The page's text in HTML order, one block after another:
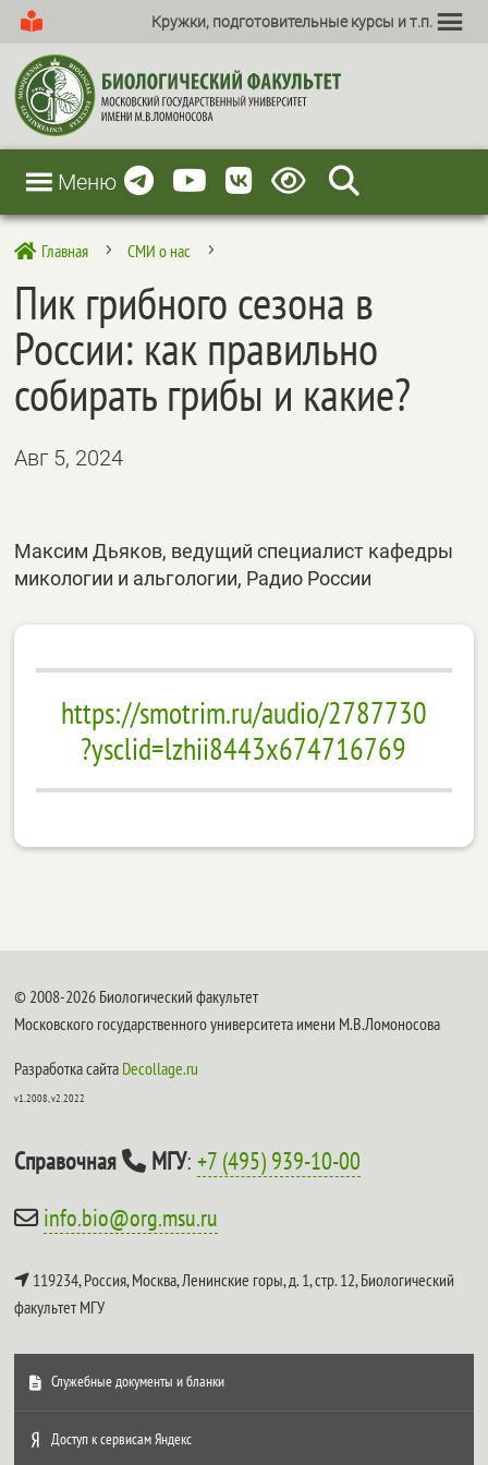
Кружки, подготовительные курсы и т.п.
Меню
 Главная 5 СМИ о нас 5
Пик грибного сезона в
России: как правильно
собирать грибы и какие?
Авг 5, 2024
Максим Дьяков, ведущий специалист кафедры
микологии и альгологии, Радио России
https://smotrim.ru/audio/2787730
?ysclid=lzhii8443x674716769
© 2008-2026 Биологический факультет
Московского государственного университета имени М.В.Ломоносова
Разработка сайта Decollage.ru
v1.2008, v2.2022
Справочная МГУ:+7 (495) 939-10-00
info.bio@org.msu.ru
119234, Россия, Москва, Ленинские горы, д. 1, стр. 12,Биологический
факультет МГУ
Служебные документы и бланки
Доступ к сервисам Яндекс